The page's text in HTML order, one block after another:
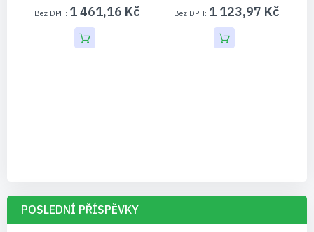
1 461,16 Kč
1 123,97 Kč
POSLEDNÍ PŘÍSPĚVKY